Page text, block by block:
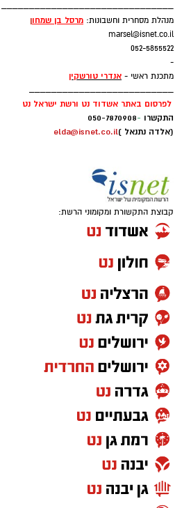
_______________________________
מנהלת מסחרית וחשבונות: מרסל בן שמחון
marsel@isnet.co.il
052-5855522
-
מתכנת ראשי - אנדרי טורשקין
__________________________
לפרסום באתר אשדוד נט ורשת ישראל נט
התקשרו -
050-7870908
(אלדה נתנאל )elda@isnet.co.il
קבוצת התקשורת ומקומוני הרשת: